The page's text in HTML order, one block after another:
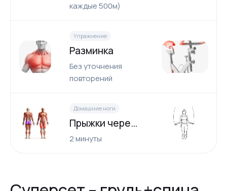
каждые 500м)
Упражнение
Разминка
Без уточнения
повторений
Домашние ноги
Прыжки через скакалку
2 минуты